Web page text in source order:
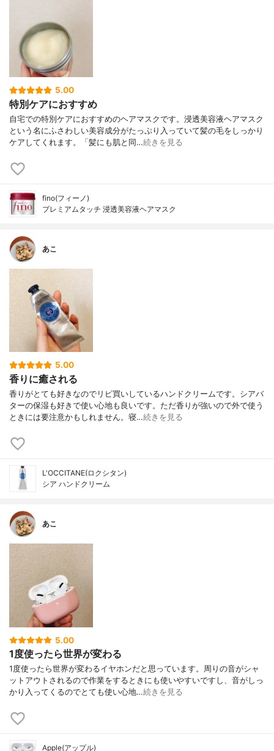
5.00
特別ケアにおすすめ
自宅での特別ケアにおすすめのヘアマスクです。浸透美容液ヘアマスク
という名にふさわしい美容成分がたっぷり入っていて髪の毛をしっかり
ケアしてくれます。「髪にも肌と同…続きを見る
fino(フィーノ)
プレミアムタッチ 浸透美容液ヘアマスク
あこ
5.00
香りに癒される
香りがとても好きなのでリピ買いしているハンドクリームです。シアバ
ターの保湿も好きで使い心地も良いです。ただ香りが強いので外で使う
ときには要注意かもしれません。寝…続きを見る
L'OCCITANE(ロクシタン)
シア ハンドクリーム
あこ
5.00
1度使ったら世界が変わる
1度使ったら世界が変わるイヤホンだと思っています。周りの音がシャ
ットアウトされるので作業をするときにも使いやすいですし、音がしっ
かり入ってくるのでとても使い心地…続きを見る
Apple(アップル)